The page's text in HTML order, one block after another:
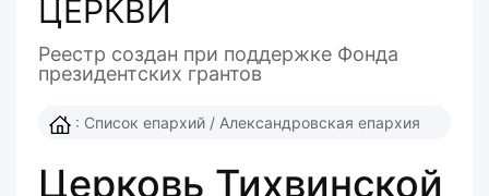
ЦЕРКВИ
Реестр создан при поддержке Фонда
президентcких грантов
: Список епархий / Александровская епархия
Церковь Тихвинской